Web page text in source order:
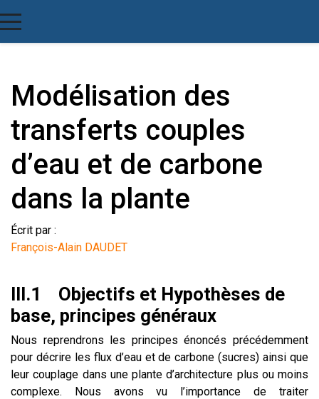
Modélisation des
transferts couples
d’eau et de carbone
dans la plante
Écrit par :
François-Alain DAUDET
III.1 Objectifs et Hypothèses de
base, principes généraux
Nous reprendrons les principes énoncés précédemment
pour décrire les flux d’eau et de carbone (sucres) ainsi que
leur couplage dans une plante d’architecture plus ou moins
complexe. Nous avons vu l’importance de traiter